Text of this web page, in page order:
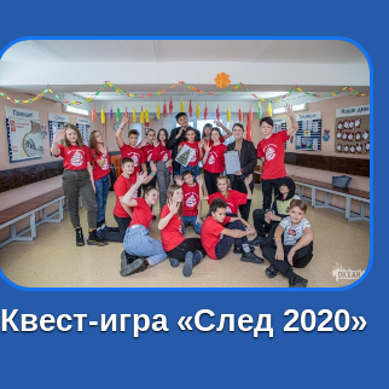
Квест-игра «След 2020»